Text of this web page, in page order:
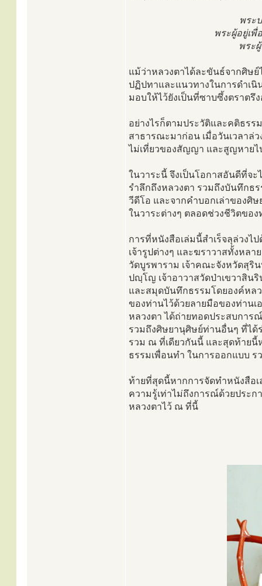
พระ
พระผู้อยู่เ
พระ
แม้ว่าหลวงตาได้ละขันธ์จากศิษ
ปฏิปทาและแนวทางในการดำเ
มอบให้ไว้ยังเป็นที่ซาบซึ้งตราตรึ
อย่างไรก็ตามประวัติและคติธรร
สาธารณะมาก่อน เมื่อวันเวลาล่
ไม่เที่ยวของสัญญา และสูญหาย
ในวาระนี้ จึงเป็นโอกาสอันดีที่จ
รำลึกถึงหลวงตา รวมถึงบันทึกธ
วีดีโอ และจากคำบอกเล่าของศิ
ในวาระต่างๆ ตลอดช่วงชีวิตของ
การที่หนังสือเล่มนี้สำเร็จลุล่วงไ
เจ้ารูปต่างๆ และฆราวาสทั้งหล
วัดบูรพาราม เจ้าคณะจังหวัดสุริ
ปญฺโญ เจ้าอาวาสวัดป่าเขวาสิน
และสมุดบันทึกธรรมโดยองค์หล
ของท่านไว้ด้วยลายมือของท่าน
หลวงตา ได้ถ่ายทอดประสบการ
รวมถึงศิษยานุศิษย์ท่านอื่นๆ ที่ไ
รวม ณ ที่เดียวกันนี้ และสุดท้ายนี้
ธรรมเพื่อนทำ ในการออกแบบ ร
ท้ายที่สุดนี้หากการจัดทำหนังสือ
ความรู้เท่าไม่ถึงการณ์ด้วยประ
หลวงตาไว้ ณ ที่นี้